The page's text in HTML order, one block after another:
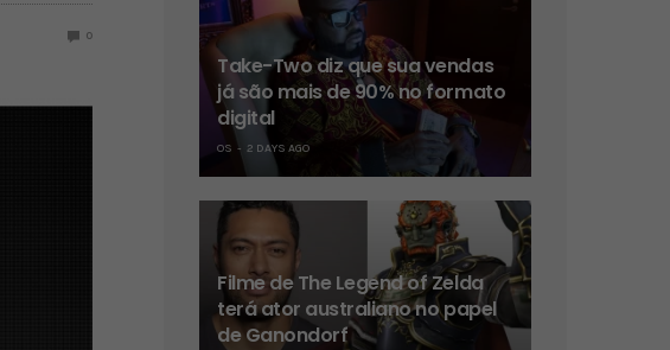
0
Take-Two diz que sua vendas
já são mais de 90% no formato
digital
OS 2 DAYS AGO
Filme de The Legend of Zelda
terá ator australiano no papel
de Ganondorf